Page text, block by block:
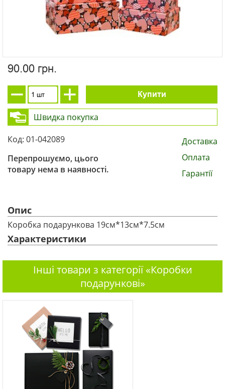
90.00 грн.
Купити
Швидка покупка
Код: 01-042089
Перепрошуємо, цього
товару нема в наявності.
Доставка
Оплата
Гарантії
Опис
Коробка подарункова 19см*13см*7.5см
Характеристики
Інші товари з категорії «Коробки
подарункові»